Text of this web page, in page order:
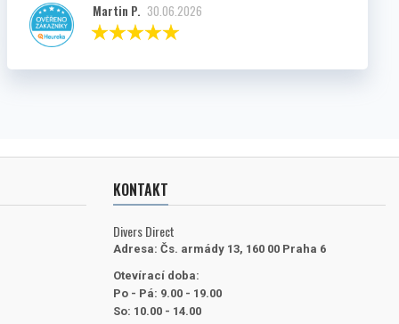
Martin P. 30.06.2026
KONTAKT
Divers Direct
Adresa: Čs. armády 13, 160 00 Praha 6
Otevírací doba:
Po - Pá: 9.00 - 19.00
So: 10.00 - 14.00